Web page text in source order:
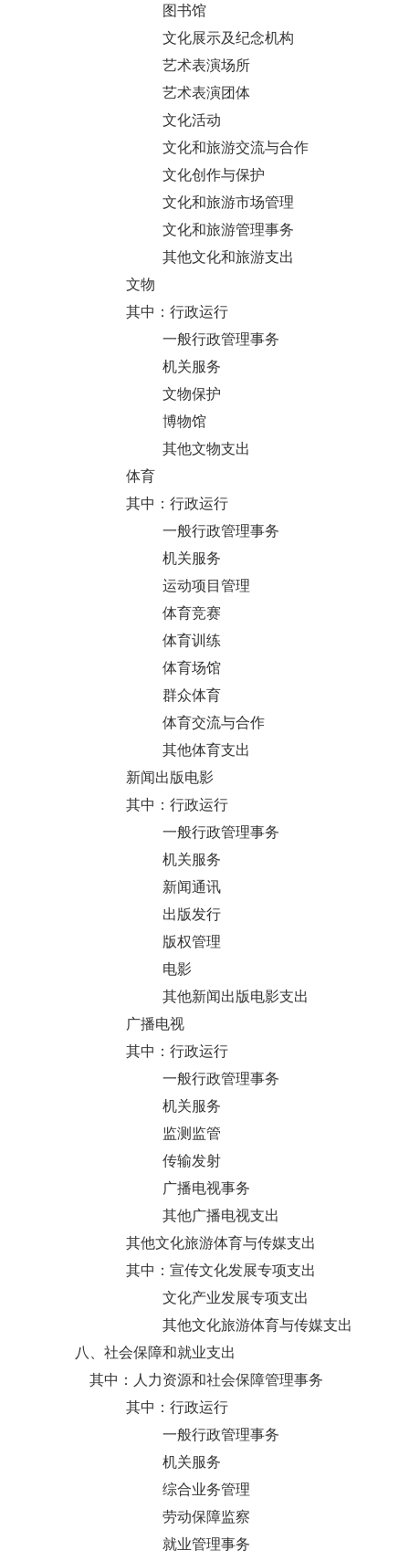
图书馆
文化展示及纪念机构
艺术表演场所
艺术表演团体
文化活动
文化和旅游交流与合作
文化创作与保护
文化和旅游市场管理
文化和旅游管理事务
其他文化和旅游支出
文物
其中：行政运行
一般行政管理事务
机关服务
文物保护
博物馆
其他文物支出
体育
其中：行政运行
一般行政管理事务
机关服务
运动项目管理
体育竞赛
体育训练
体育场馆
群众体育
体育交流与合作
其他体育支出
新闻出版电影
其中：行政运行
一般行政管理事务
机关服务
新闻通讯
出版发行
版权管理
电影
其他新闻出版电影支出
广播电视
其中：行政运行
一般行政管理事务
机关服务
监测监管
传输发射
广播电视事务
其他广播电视支出
其他文化旅游体育与传媒支出
其中：宣传文化发展专项支出
文化产业发展专项支出
其他文化旅游体育与传媒支出
八、社会保障和就业支出
其中：人力资源和社会保障管理事务
其中：行政运行
一般行政管理事务
机关服务
综合业务管理
劳动保障监察
就业管理事务